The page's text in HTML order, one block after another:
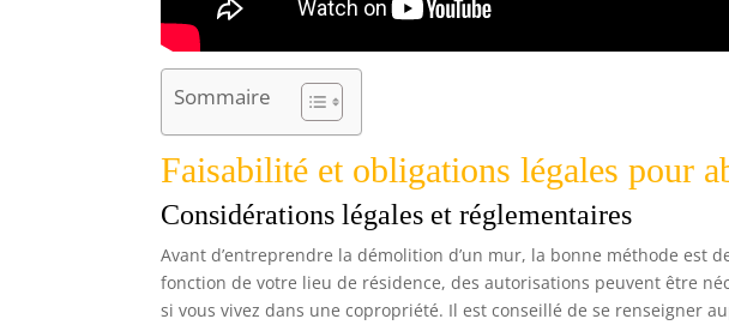
Sommaire
Faisabilité et obligations légales pour
Considérations légales et réglementaires
Avant d’entreprendre la démolition d’un mur, la bonne méthode est
fonction de votre lieu de résidence, des autorisations peuvent être
si vous vivez dans une copropriété. Il est conseillé de se renseigner